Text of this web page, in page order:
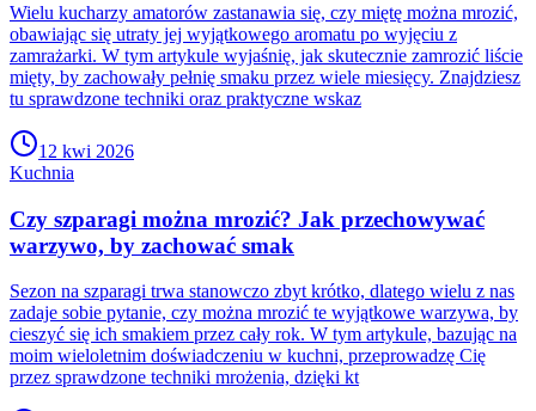
Wielu kucharzy amatorów zastanawia się, czy miętę można mrozić,
obawiając się utraty jej wyjątkowego aromatu po wyjęciu z
zamrażarki. W tym artykule wyjaśnię, jak skutecznie zamrozić liście
mięty, by zachowały pełnię smaku przez wiele miesięcy. Znajdziesz
tu sprawdzone techniki oraz praktyczne wskaz
12 kwi 2026
Kuchnia
Czy szparagi można mrozić? Jak przechowywać
warzywo, by zachować smak
Sezon na szparagi trwa stanowczo zbyt krótko, dlatego wielu z nas
zadaje sobie pytanie, czy można mrozić te wyjątkowe warzywa, by
cieszyć się ich smakiem przez cały rok. W tym artykule, bazując na
moim wieloletnim doświadczeniu w kuchni, przeprowadzę Cię
przez sprawdzone techniki mrożenia, dzięki kt